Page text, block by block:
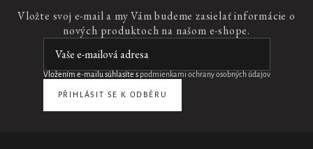
Vložte svoj e-mail a my Vám budeme zasielať informácie o
nových produktoch na našom e-shope.
Vložením e-mailu súhlasíte s podmienkami ochrany osobných údajov
PŘIHLÁSIT SE K ODBĚRU